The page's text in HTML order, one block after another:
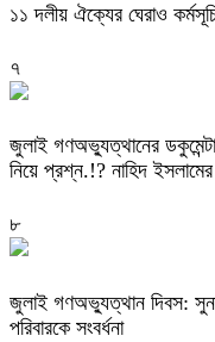
‎১১ দলীয় ঐক্যের ঘেরাও
৭
‎জুলাই গণঅভ্যুত্থানের
নিয়ে প্রশ্ন.!? নাহিদ
৮
জুলাই গণঅভ্যুত্থান দিবস:
পরিবারকে সংবর্ধনা